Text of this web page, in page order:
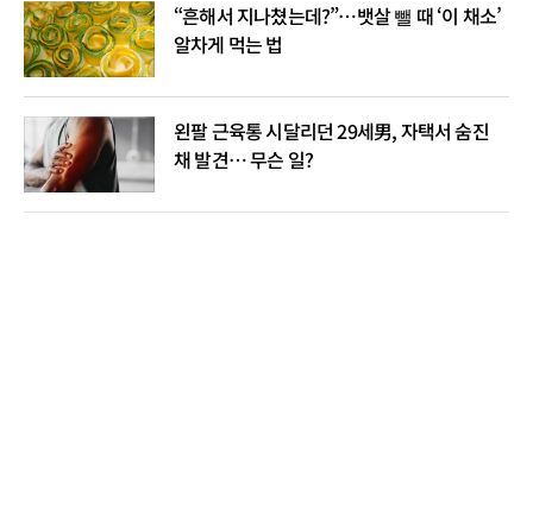
“흔해서 지나쳤는데?”…뱃살 뺄 때 ‘이 채소’
알차게 먹는 법
왼팔 근육통 시달리던 29세男, 자택서 숨진
채 발견… 무슨 일?